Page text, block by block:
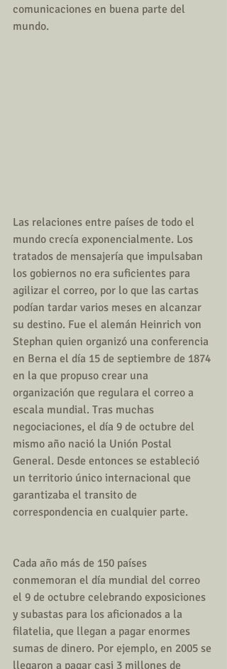
comunicaciones en buena parte del
mundo.
Las relaciones entre países de todo el
mundo crecía exponencialmente. Los
tratados de mensajería que impulsaban
los gobiernos no era suficientes para
agilizar el correo, por lo que las cartas
podían tardar varios meses en alcanzar
su destino. Fue el alemán Heinrich von
Stephan quien organizó una conferencia
en Berna el día 15 de septiembre de 1874
en la que propuso crear una
organización que regulara el correo a
escala mundial. Tras muchas
negociaciones, el día 9 de octubre del
mismo año nació la Unión Postal
General. Desde entonces se estableció
un territorio único internacional que
garantizaba el transito de
correspondencia en cualquier parte.
Cada año más de 150 países
conmemoran el día mundial del correo
el 9 de octubre celebrando exposiciones
y subastas para los aficionados a la
filatelia, que llegan a pagar enormes
sumas de dinero. Por ejemplo, en 2005 se
llegaron a pagar casi 3 millones de